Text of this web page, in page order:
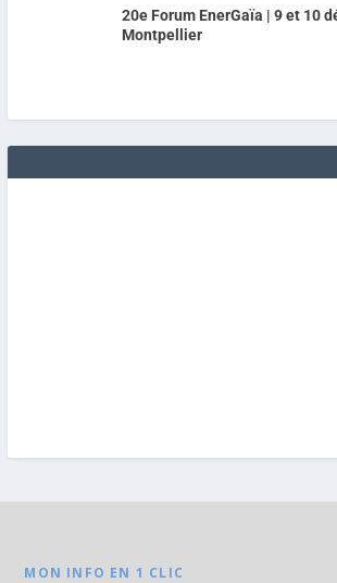
20e Forum EnerGaïa | 9 et 10
Montpellier
MON INFO EN 1 CLIC